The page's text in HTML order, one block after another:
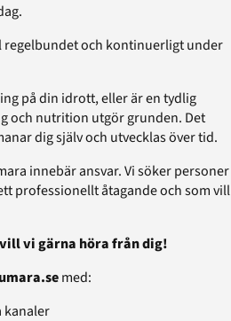
regelbundet och kontinuerligt under
på din idrott, eller är en tydlig
och nutrition utgör grunden. Det
dig själv och utvecklas över tid.
innebär ansvar. Vi söker personer
professionellt åtagande och som vill
vi gärna höra från dig!
med:
kanaler